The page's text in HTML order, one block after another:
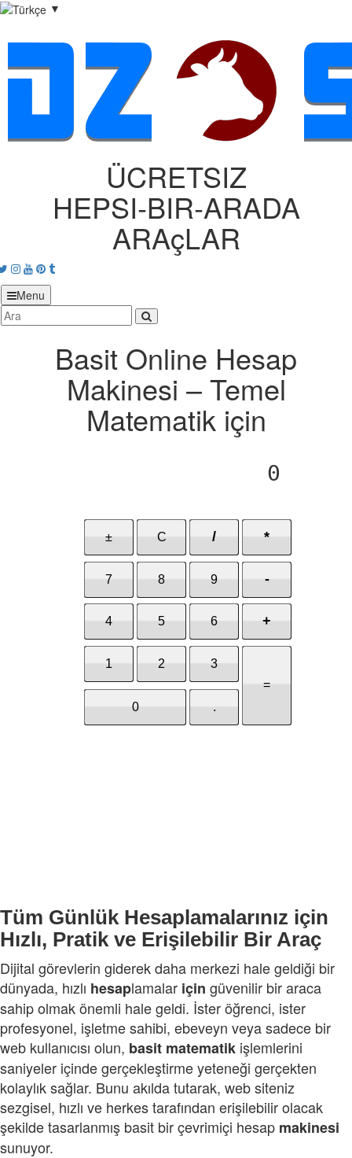
▼
ÜCRETSIZ
HEPSI‑BIR‑ARADA
ARAçLAR
Twitter
Instagram
Youtube
Pinterest
tumblr
Menu
Basit Online Hesap
Makinesi – Temel
Matematik için
Tüm Günlük Hesaplamalarınız için
Hızlı, Pratik ve Erişilebilir Bir Araç
Dijital görevlerin giderek daha merkezi hale geldiği bir
dünyada, hızlı hesaplamalar için güvenilir bir araca
sahip olmak önemli hale geldi. İster öğrenci, ister
profesyonel, işletme sahibi, ebeveyn veya sadece bir
web kullanıcısı olun, basit matematik işlemlerini
saniyeler içinde gerçekleştirme yeteneği gerçekten
kolaylık sağlar. Bunu akılda tutarak, web siteniz
sezgisel, hızlı ve herkes tarafından erişilebilir olacak
şekilde tasarlanmış basit bir çevrimiçi hesap makinesi
sunuyor.